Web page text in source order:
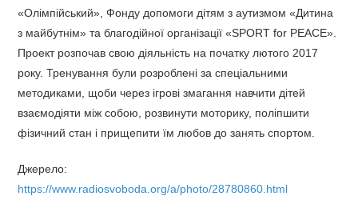
«Олімпійський», Фонду допомоги дітям з аутизмом «Дитина
з майбутнім» та благодійної організації «SPORT for PEACE».
Проект розпочав свою діяльність на початку лютого 2017
року. Тренування були розроблені за спеціальними
методиками, щоби через ігрові змагання навчити дітей
взаємодіяти між собою, розвинути моторику, поліпшити
фізичний стан і прищепити їм любов до занять спортом.
Джерело:
https://www.radiosvoboda.org/a/photo/28780860.html